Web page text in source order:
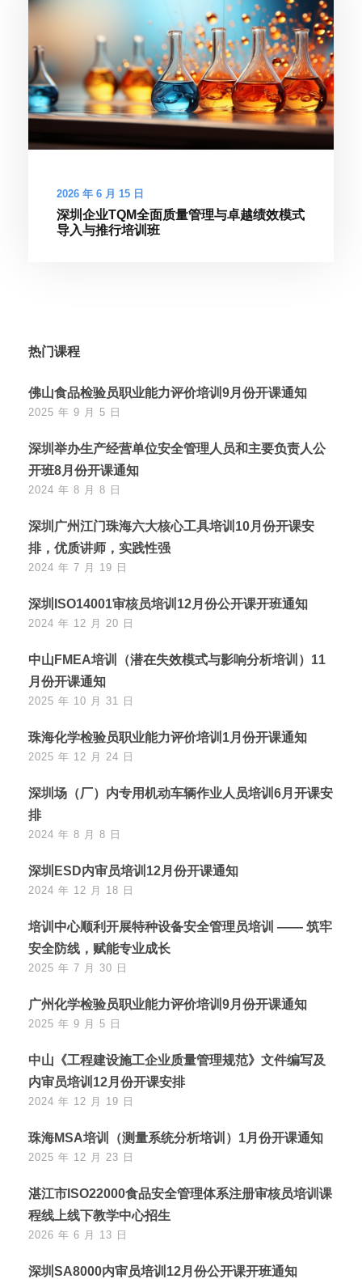
2026 年 6 月 15 日
深圳企业TQM全面质量管理与卓越绩效模式
导入与推行培训班
热门课程
佛山食品检验员职业能力评价培训9月份开课通知
2025 年 9 月 5 日
深圳举办生产经营单位安全管理人员和主要负责人公
开班8月份开课通知
2024 年 8 月 8 日
深圳广州江门珠海六大核心工具培训10月份开课安
排，优质讲师，实践性强
2024 年 7 月 19 日
深圳ISO14001审核员培训12月份公开课开班通知
2024 年 12 月 20 日
中山FMEA培训（潜在失效模式与影响分析培训）11
月份开课通知
2025 年 10 月 31 日
珠海化学检验员职业能力评价培训1月份开课通知
2025 年 12 月 24 日
深圳场（厂）内专用机动车辆作业人员培训6月开课安
排
2024 年 8 月 8 日
深圳ESD内审员培训12月份开课通知
2024 年 12 月 18 日
培训中心顺利开展特种设备安全管理员培训 —— 筑牢
安全防线，赋能专业成长
2025 年 7 月 30 日
广州化学检验员职业能力评价培训9月份开课通知
2025 年 9 月 5 日
中山《工程建设施工企业质量管理规范》文件编写及
内审员培训12月份开课安排
2024 年 12 月 19 日
珠海MSA培训（测量系统分析培训）1月份开课通知
2025 年 12 月 23 日
湛江市ISO22000食品安全管理体系注册审核员培训课
程线上线下教学中心招生
2026 年 6 月 13 日
深圳SA8000内审员培训12月份公开课开班通知